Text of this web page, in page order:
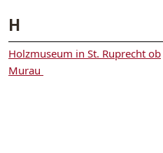
H
Holzmuseum in St. Ruprecht ob
Murau